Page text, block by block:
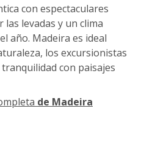
con espectaculares
levadas y un clima
año. Madeira es ideal
los excursionistas
con paisajes
de Madeira